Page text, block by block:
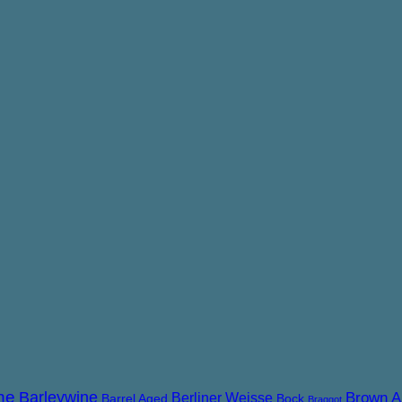
Barleywine Barrel Aged Berliner Weisse Bock Braggot Brown